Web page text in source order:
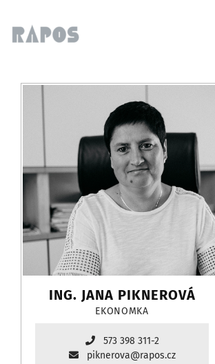
ING. JANA PIKNEROVÁ
EKONOMKA
573 398 311-2
piknerova@rapos.cz